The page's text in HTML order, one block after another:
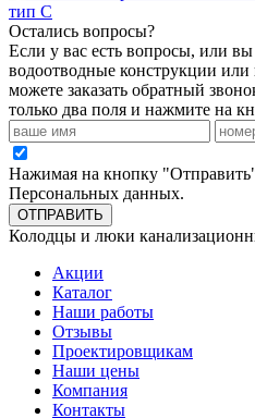
тип С
Остались вопросы?
Если у вас есть вопросы, или вы
водоотводные конструкции или
можете заказать обратный
только два поля и нажмите на
Нажимая на кнопку
Персональных данных.
ОТПРАВИТЬ
Колодцы и люки
Акции
Каталог
Наши работы
Отзывы
Проектировщикам
Наши цены
Компания
Контакты